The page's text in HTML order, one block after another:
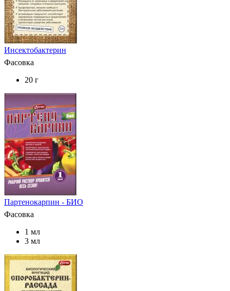
Инсектобактерин
Фасовка
20 г
Партенокарпин - БИО
Фасовка
1 мл
3 мл